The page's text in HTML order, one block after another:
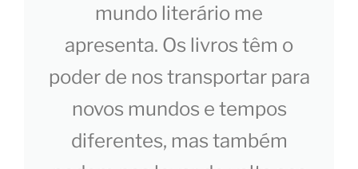
mundo literário me
apresenta. Os livros têm o
poder de nos transportar para
novos mundos e tempos
diferentes, mas também